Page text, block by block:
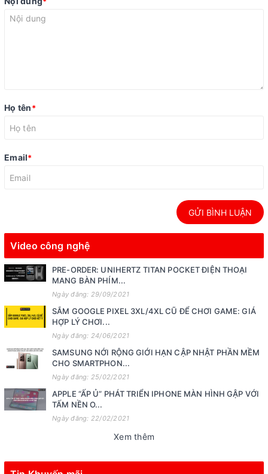
Họ tên*
Email*
GỬI BÌNH LUẬN
Video công nghệ
PRE-ORDER: UNIHERTZ TITAN POCKET ĐIỆN THOẠI
MANG BÀN PHÍM...
Ngày đăng: 29/09/2021
SẮM GOOGLE PIXEL 3XL/4XL CŨ ĐỂ CHƠI GAME: GIÁ
HỢP LÝ CHƠI...
Ngày đăng: 24/06/2021
SAMSUNG NỚI RỘNG GIỚI HẠN CẬP NHẬT PHẦN MỀM
CHO SMARTPHON...
Ngày đăng: 25/02/2021
APPLE “ẤP Ủ” PHÁT TRIỂN IPHONE MÀN HÌNH GẬP VỚI
TẤM NỀN O...
Ngày đăng: 22/02/2021
Xem thêm